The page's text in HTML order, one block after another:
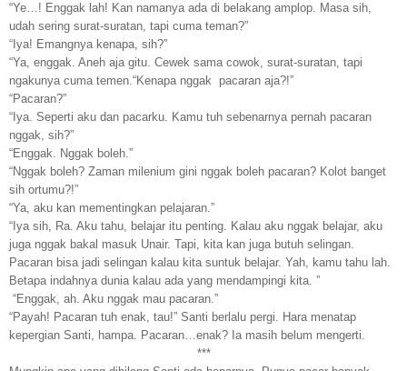
“Ye…! Enggak lah! Kan namanya ada di belakang amplop. Masa sih,
udah sering surat-suratan, tapi cuma teman?”
“Iya! Emangnyakenapa, sih?”
“Ya, enggak. Aneh aja gitu. Cewek sama cowok, surat-suratan, tapi
ngakunyacuma temen.“Kenapa nggak pacaran aja?!”
“Pacaran?”
“Iya. Seperti aku dan pacarku. Kamu tuh sebenarnya pernah pacaran
nggak, sih?”
“Enggak. Nggak boleh.”
“Nggak boleh? Zaman milenium gini nggak boleh pacaran? Kolot banget
sih ortumu?!”
“Ya, aku kan mementingkan pelajaran.”
“Iya sih, Ra. Aku tahu, belajar itu penting. Kalau aku nggak belajar, aku
juga nggak bakal masuk Unair. Tapi, kita kan juga butuh selingan.
Pacaran bisa jadi selingan kalau kita suntuk belajar. Yah, kamu tahu lah.
Betapa indahnya dunia kalau ada yang mendampingi kita. ”
“Enggak, ah. Aku nggak mau pacaran.”
“Payah! Pacaran tuh enak, tau!” Santi berlalu pergi. Hara menatap
kepergian Santi, hampa. Pacaran…enak? Ia masih belum mengerti.
***